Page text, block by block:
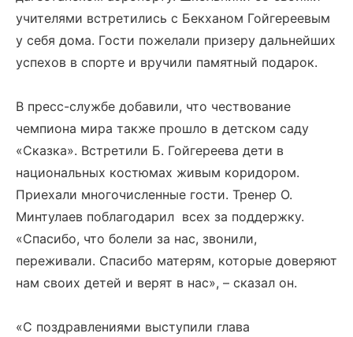
учителями встретились с Бекханом Гойгереевым
у себя дома. Гости пожелали призеру дальнейших
успехов в спорте и вручили памятный подарок.
В пресс-службе добавили, что чествование
чемпиона мира также прошло в детском саду
«Сказка». Встретили Б. Гойгереева дети в
национальных костюмах живым коридором.
Приехали многочисленные гости. Тренер О.
Минтулаев поблагодарил всех за поддержку.
«Спасибо, что болели за нас, звонили,
переживали. Спасибо матерям, которые доверяют
нам своих детей и верят в нас», – сказал он.
«С поздравлениями выступили глава